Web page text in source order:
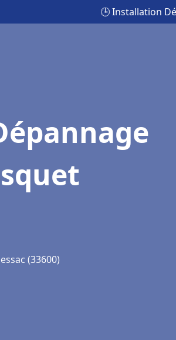
🕒 Installation
(33600)